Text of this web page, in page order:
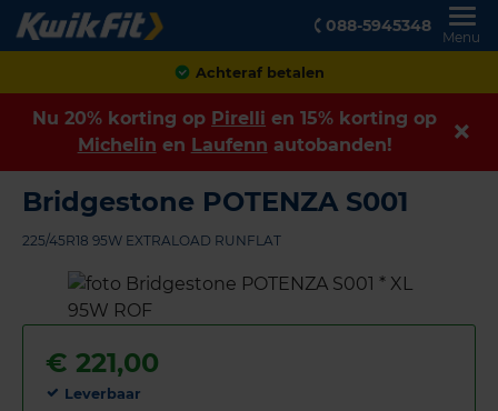
088-5945348
Menu
Achteraf betalen
Nu 20% korting op Pirelli en 15% korting op
Michelin en Laufenn autobanden!
Bridgestone POTENZA S001
225/45R18 95W EXTRALOAD RUNFLAT
€ 221,00
Leverbaar